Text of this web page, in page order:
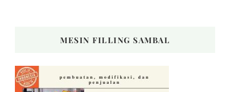
MESIN FILLING SAMBAL